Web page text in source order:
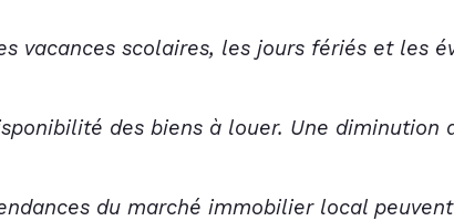
vacances scolaires, les jours fériés et les
des biens à louer. Une diminution
du marché immobilier local